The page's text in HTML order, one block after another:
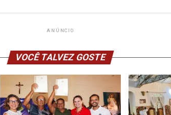
ANÚNCIO
VOCÊ TALVEZ GOSTE